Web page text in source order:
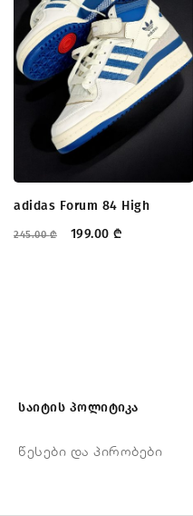
adidas Forum 84 High
245.00₾ 199.00 ₾
საიტის პოლიტიკა
წესები და პირობები